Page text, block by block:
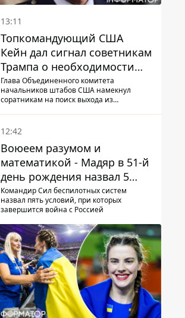
13:11
Топкомандующий США
Кейн дал сигнал советникам
Трампа о необходимости
заканчивать войну с
Ираном – СМИ
Глава Объединенного комитета
начальников штабов США намекнул
соратникам на поиск выхода из
12:42
Воюеем разумом и
математикой - Мадяр в 51-й
день рождения назвал 5
условий поражения РФ
Командир Сил беспилотных систем
назвал пять условий, при которых
завершится война с Россией